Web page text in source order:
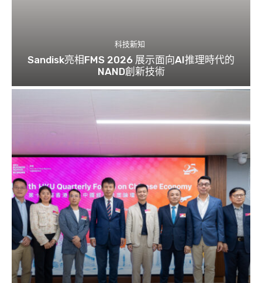
科技新知
Sandisk亮相FMS 2026 展示面向AI推理時代的
NAND創新技術